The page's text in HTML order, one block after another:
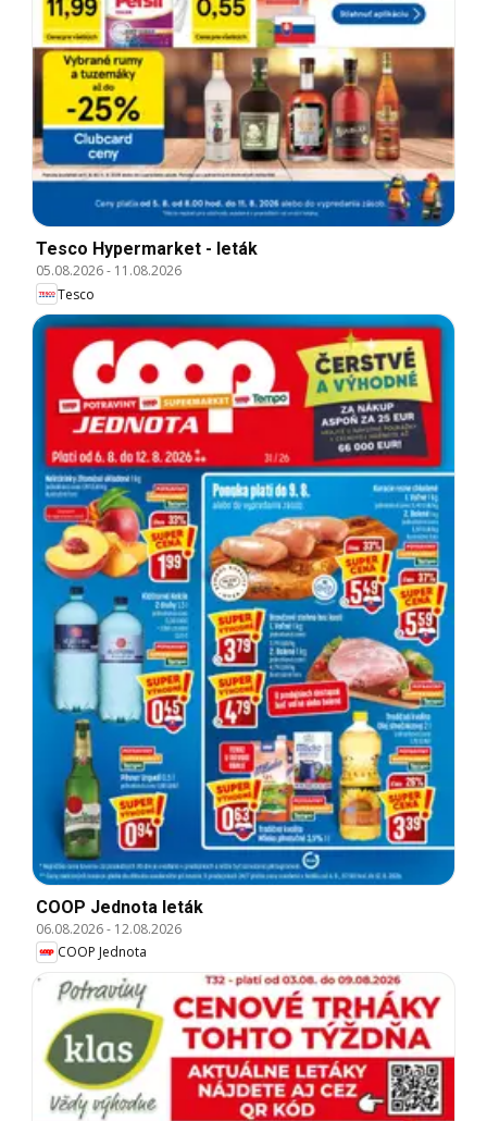
Tesco Hypermarket - leták
05.08.2026- 11.08.2026
Tesco
COOP Jednota leták
06.08.2026- 12.08.2026
COOP Jednota